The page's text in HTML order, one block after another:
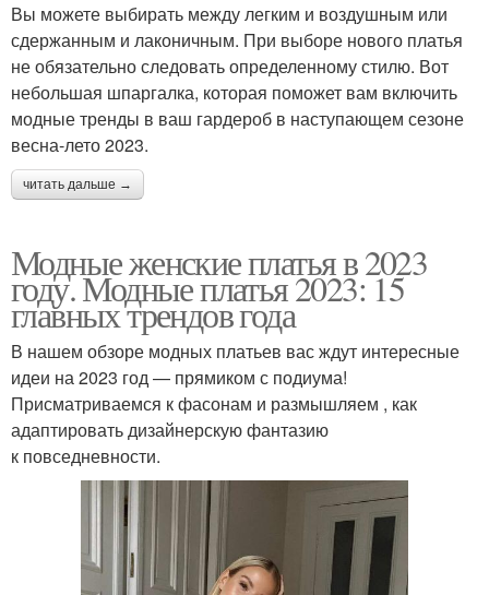
Вы можете выбирать между легким и воздушным или
сдержанным и лаконичным. При выборе нового платья
не обязательно следовать определенному стилю. Вот
небольшая шпаргалка, которая поможет вам включить
модные тренды в ваш гардероб в наступающем сезоне
весна-лето 2023.
читать дальше →
Модные женские платья в 2023
году. Модные платья 2023: 15
главных трендов года
В нашем обзоре модных платьев вас ждут интересные
идеи на 2023 год — прямиком с подиума!
Присматриваемся к фасонам и размышляем , как
адаптировать дизайнерскую фантазию
к повседневности.